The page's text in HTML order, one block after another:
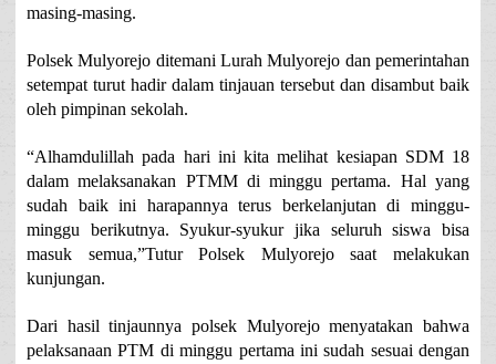
masing-masing.
Polsek Mulyorejo ditemani Lurah Mulyorejo dan pemerintahan
setempat turut hadir dalam tinjauan tersebut dan disambut baik
oleh pimpinan sekolah.
“Alhamdulillah pada hari ini kita melihat kesiapan SDM 18
dalam melaksanakan PTMM di minggu pertama. Hal yang
sudah baik ini harapannya terus berkelanjutan di minggu-
minggu berikutnya. Syukur-syukur jika seluruh siswa bisa
masuk semua,”Tutur Polsek Mulyorejo saat melakukan
kunjungan.
Dari hasil tinjaunnya polsek Mulyorejo menyatakan bahwa
pelaksanaan PTM di minggu pertama ini sudah sesuai dengan